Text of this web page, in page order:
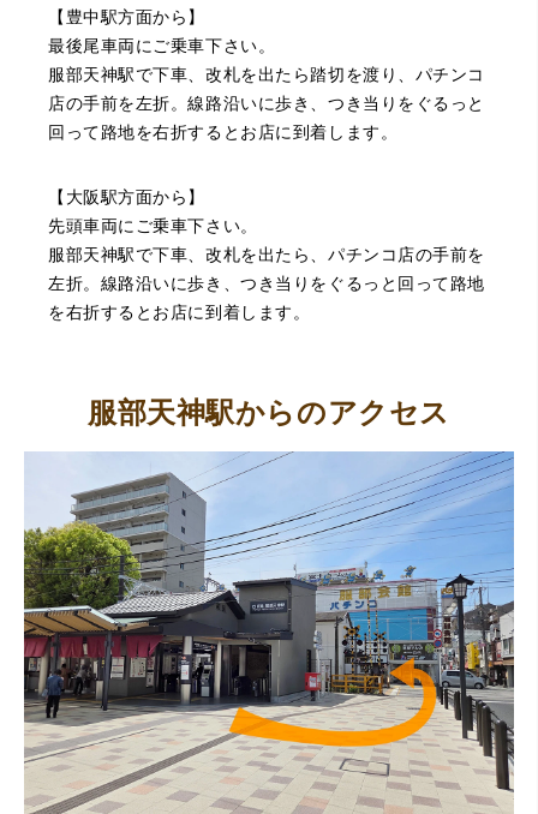
【豊中駅方面から】
最後尾車両にご乗車下さい。
服部天神駅で下車、改札を出たら踏切を渡り、パチンコ
店の手前を左折。線路沿いに歩き、つき当りをぐるっと
回って路地を右折するとお店に到着します。
【大阪駅方面から】
先頭車両にご乗車下さい。
服部天神駅で下車、改札を出たら、パチンコ店の手前を
左折。線路沿いに歩き、つき当りをぐるっと回って路地
を右折するとお店に到着します。
服部天神駅からのアクセス